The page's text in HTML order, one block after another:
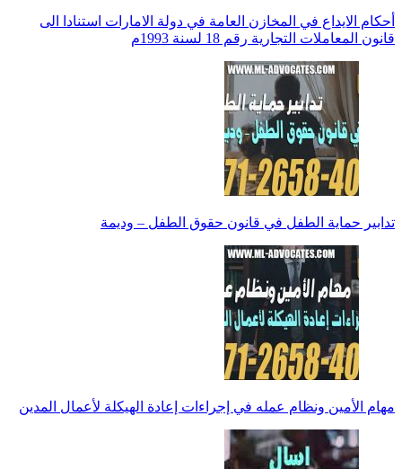
أحكام الايداع في المخازن العامة في دولة الامارات استنادا الى
قانون المعاملات التجارية رقم 18 لسنة 1993م
تدابير حماية الطفل في قانون حقوق الطفل – وديمة
مهام الأمين ونظام عمله في إجراءات إعادة الهيكلة لأعمال المدين